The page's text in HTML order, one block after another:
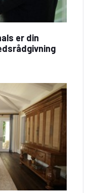
er din